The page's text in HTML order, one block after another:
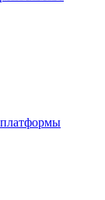
платформы